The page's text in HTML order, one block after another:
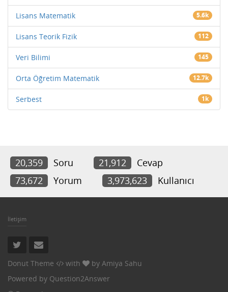
Lisans Matematik 5.6k
Lisans Teorik Fizik 112
Veri Bilimi 145
Orta Öğretim Matematik 12.7k
Serbest 1k
20,359 Soru 21,912
Cevap
73,672
Yorum 3,973,623 Kullanıcı
İletişim
Donut Theme with by Amiya Sahu
Powered by Question2Answer